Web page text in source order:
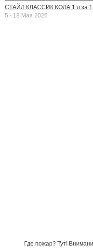
СТАЙЛ КЛАССИК КОЛА 1 л за
5 - 18 Мая 2026
Где пожар? Тут!